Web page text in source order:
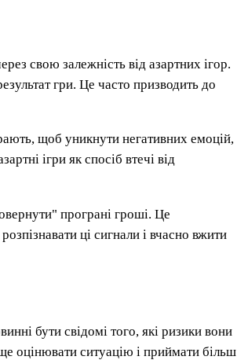
свою залежність від азартних ігор.
гри. Це часто призводить до
щоб уникнути негативних емоцій,
ігри як спосіб втечі від
програні гроші. Це
ці сигнали і вчасно вжити
бути свідомі того, які ризики вони
оцінювати ситуацію і приймати більш